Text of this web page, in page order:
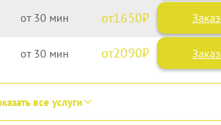
30 1650
30 2090
все услуги